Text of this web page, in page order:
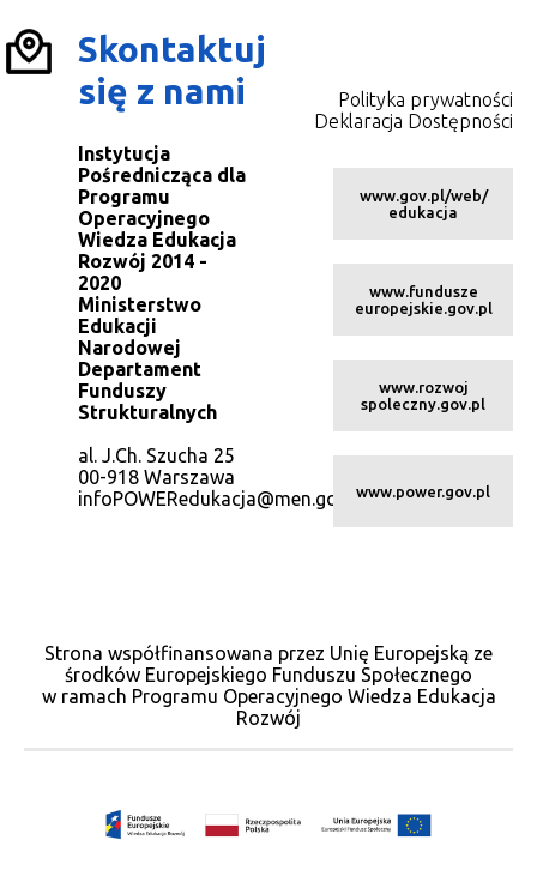
Skontaktuj
się z nami
Instytucja
Pośrednicząca dla
Programu
Operacyjnego
Wiedza Edukacja
Rozwój 2014 -
2020
Ministerstwo
Edukacji
Narodowej
Departament
Funduszy
Strukturalnych
al. J.Ch. Szucha 25
00-918 Warszawa
infoPOWERedukacja@men.gov.pl
Polityka prywatności
Deklaracja Dostępności
www.gov.pl/web/
edukacja
www.fundusze
europejskie.gov.pl
www.rozwoj
spoleczny.gov.pl
www.power.gov.pl
Strona współfinansowana przez Unię Europejską ze
środków Europejskiego Funduszu Społecznego
w ramach Programu Operacyjnego Wiedza Edukacja
Rozwój